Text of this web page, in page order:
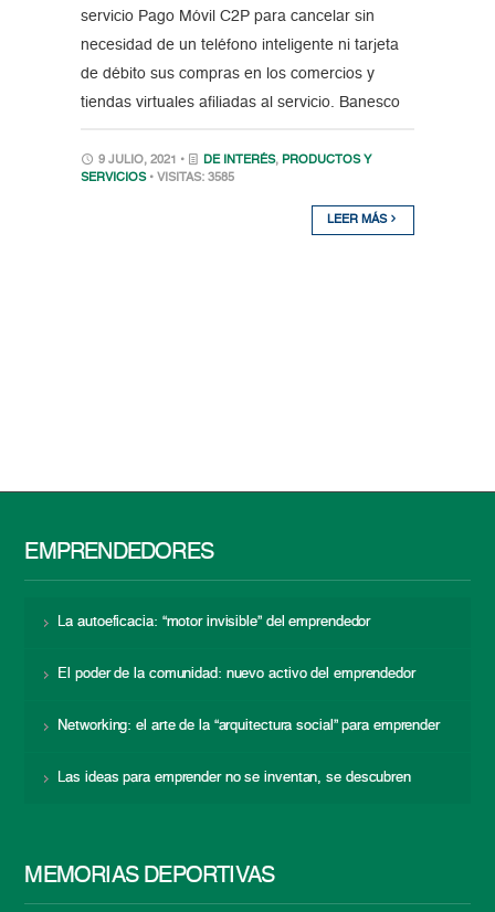
servicio Pago Móvil C2P para cancelar sin
necesidad de un teléfono inteligente ni tarjeta
de débito sus compras en los comercios y
tiendas virtuales afiliadas al servicio. Banesco
9 JULIO, 2021 • DE INTERÉS, PRODUCTOS Y
SERVICIOS • VISITAS: 3585
LEER MÁS
EMPRENDEDORES
La autoeficacia: “motor invisible” del emprendedor
El poder de la comunidad: nuevo activo del emprendedor
Networking: el arte de la “arquitectura social” para emprender
Las ideas para emprender no se inventan, se descubren
MEMORIAS DEPORTIVAS